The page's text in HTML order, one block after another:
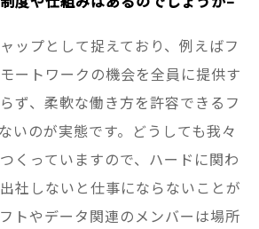
ップとして捉えており、例えばフ
ートワークの機会を全員に提供す
ず、柔軟な働き方を許容できるフ
いのが実態です。どうしても我々
くっていますので、ハードに関わ
社しないと仕事にならないことが
トやデータ関連のメンバーは場所